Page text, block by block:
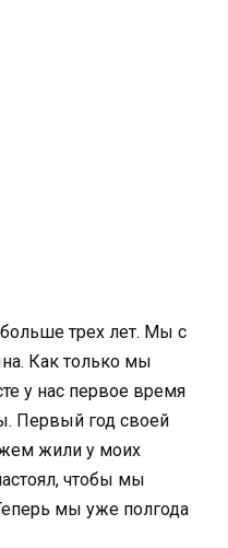
трех лет. Мы с
Как только мы
у нас первое время
Первый год своей
жили у моих
чтобы мы
мы уже полгода